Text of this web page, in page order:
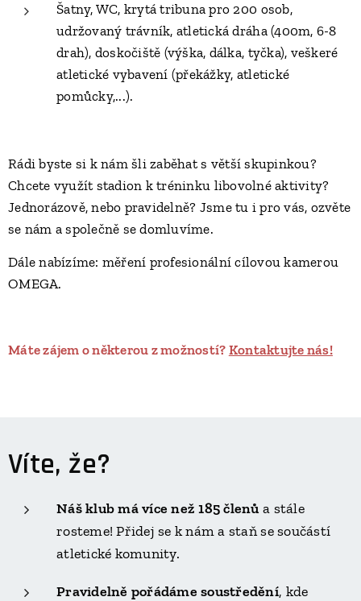
Šatny, WC, krytá tribuna pro 200 osob,
udržovaný trávník, atletická dráha (400m, 6-8
drah), doskočiště (výška, dálka, tyčka), veškeré
atletické vybavení (překážky, atletické
pomůcky,...).
Rádi byste si k nám šli zaběhat s větší skupinkou?
Chcete využít stadion k tréninku libovolné aktivity?
Jednorázově, nebo pravidelně? ​Jsme tu i pro vás, ozvěte
se nám a společně se domluvíme.
Dále nabízíme: ​měření profesionální cílovou kamerou
OMEGA.
Máte zájem o některou z možností? Kontaktujte nás!
Víte, že?
Náš klub má více než 185 členů a stále
rosteme! Přidej se k nám a staň se součástí
atletické komunity.
Pravidelně pořádáme soustředění, kde